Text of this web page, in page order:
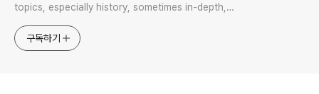
topics, especially history, sometimes in-depth,
approach will be to resist any common sense or
generalized viewpoint
구독하기